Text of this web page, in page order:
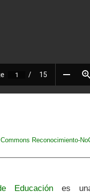
Reconocimiento-
Educación es